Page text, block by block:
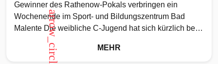
Gewinner des Rathenow-Pokals verbringen ein
Wochenende im Sport- und Bildungszentrum Bad
Malente Die weibliche C-Jugend hat sich kürzlich beim
Rathenow-Pokal den ersten Platz gesichert. Als
arrow_circle_up MEHR